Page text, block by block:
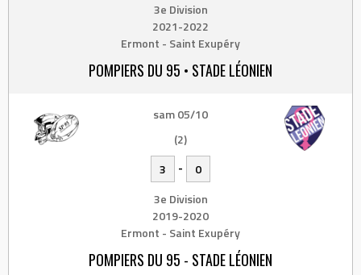
3e Division
2021-2022
Ermont - Saint Exupéry
POMPIERS DU 95 • STADE LÉONIEN
sam 05/10
(2)
3
-
0
3e Division
2019-2020
Ermont - Saint Exupéry
POMPIERS DU 95 - STADE LÉONIEN